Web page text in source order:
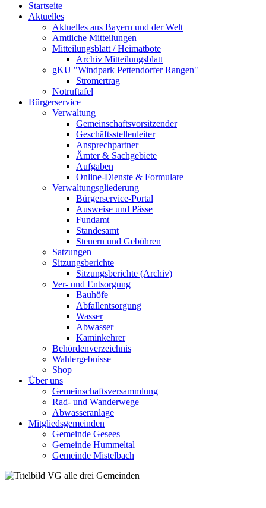
Startseite
Aktuelles
Aktuelles aus Bayern und der Welt
Amtliche Mitteilungen
Mitteilungsblatt / Heimatbote
Archiv Mitteilungsblatt
gKU "Windpark Pettendorfer Rangen"
Stromertrag
Notruftafel
Bürgerservice
Verwaltung
Gemeinschaftsvorsitzender
Geschäftsstellenleiter
Ansprechpartner
Ämter & Sachgebiete
Aufgaben
Online-Dienste & Formulare
Verwaltungsgliederung
Bürgerservice-Portal
Ausweise und Pässe
Fundamt
Standesamt
Steuern und Gebühren
Satzungen
Sitzungsberichte
Sitzungsberichte (Archiv)
Ver- und Entsorgung
Bauhöfe
Abfallentsorgung
Wasser
Abwasser
Kaminkehrer
Behördenverzeichnis
Wahlergebnisse
Shop
Über uns
Gemeinschaftsversammlung
Rad- und Wanderwege
Abwasseranlage
Mitgliedsgemeinden
Gemeinde Gesees
Gemeinde Hummeltal
Gemeinde Mistelbach